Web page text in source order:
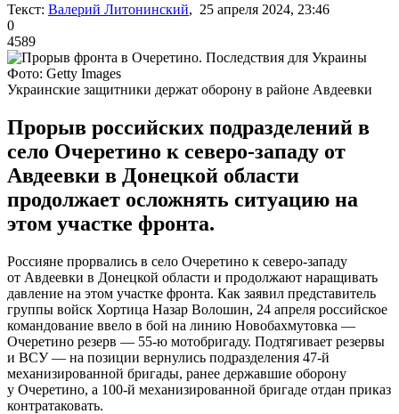
Текст: Валерий Литонинский, 25 апреля 2024, 23:46
0
4589
Фото: Getty Images
Украинские защитники держат оборону в районе Авдеевки
Прорыв российских подразделений в
село Очеретино к северо-западу от
Авдеевки в Донецкой области
продолжает осложнять ситуацию на
этом участке фронта.
Россияне прорвались в село Очеретино к северо-западу
от Авдеевки в Донецкой области и продолжают наращивать
давление на этом участке фронта. Как заявил представитель
группы войск Хортица Назар Волошин, 24 апреля российское
командование ввело в бой на линию Новобахмутовка —
Очеретино резерв — 55-ю мотобригаду. Подтягивает резервы
и ВСУ — на позиции вернулись подразделения 47-й
механизированной бригады, ранее державшие оборону
у Очеретино, а 100-й механизированной бригаде отдан приказ
контратаковать.